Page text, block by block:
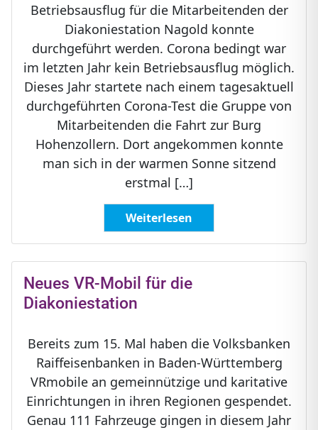
Betriebsausflug für die Mitarbeitenden der
Diakoniestation Nagold konnte
durchgeführt werden. Corona bedingt war
im letzten Jahr kein Betriebsausflug möglich.
Dieses Jahr startete nach einem tagesaktuell
durchgeführten Corona-Test die Gruppe von
Mitarbeitenden die Fahrt zur Burg
Hohenzollern. Dort angekommen konnte
man sich in der warmen Sonne sitzend
erstmal […]
Weiterlesen
Neues VR-Mobil für die
Diakoniestation
Bereits zum 15. Mal haben die Volksbanken
Raiffeisenbanken in Baden-Württemberg
VRmobile an gemeinnützige und karitative
Einrichtungen in ihren Regionen gespendet.
Genau 111 Fahrzeuge gingen in diesem Jahr